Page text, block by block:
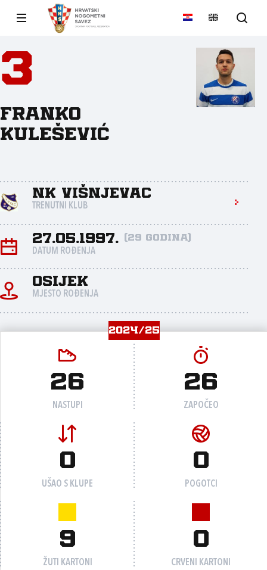
3
Franko
Kulešević
NK Višnjevac
TRENUTNI KLUB
27.05.1997. (29 godina)
DATUM ROĐENJA
Osijek
MJESTO ROĐENJA
2024/25
26
NASTUPI
26
ZAPOČEO
0
UŠAO S KLUPE
0
POGOTCI
9
ŽUTI KARTONI
0
CRVENI KARTONI